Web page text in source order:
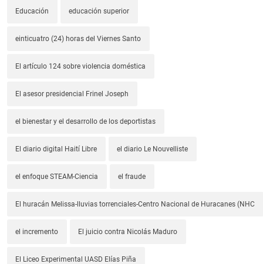
Educación educación superior
einticuatro (24) horas del Viernes Santo
El artículo 124 sobre violencia doméstica
El asesor presidencial Frinel Joseph
el bienestar y el desarrollo de los deportistas
El diario digital Haití Libre el diario Le Nouvelliste
el enfoque STEAM-Ciencia el fraude
El huracán Melissa-lluvias torrenciales-Centro Nacional de Huracanes (NHC
el incremento El juicio contra Nicolás Maduro
El Liceo Experimental UASD Elías Piña